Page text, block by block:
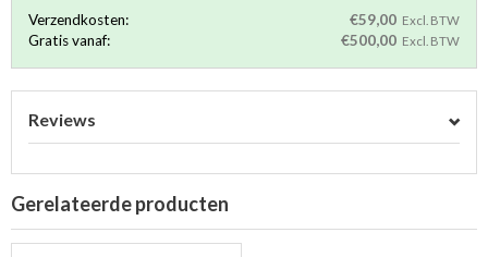
Verzendkosten: €59,00 Excl. BTW
Gratis vanaf: €500,00 Excl. BTW
Reviews
Gerelateerde producten